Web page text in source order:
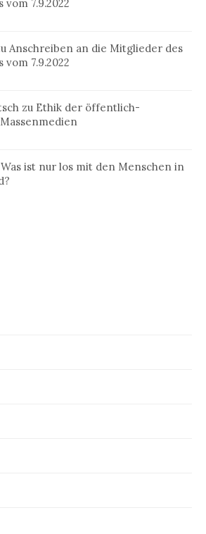
vom 7.9.2022
Anschreiben an die Mitglieder des
vom 7.9.2022
zu Ethik der öffentlich-
Was ist nur los mit den Menschen in